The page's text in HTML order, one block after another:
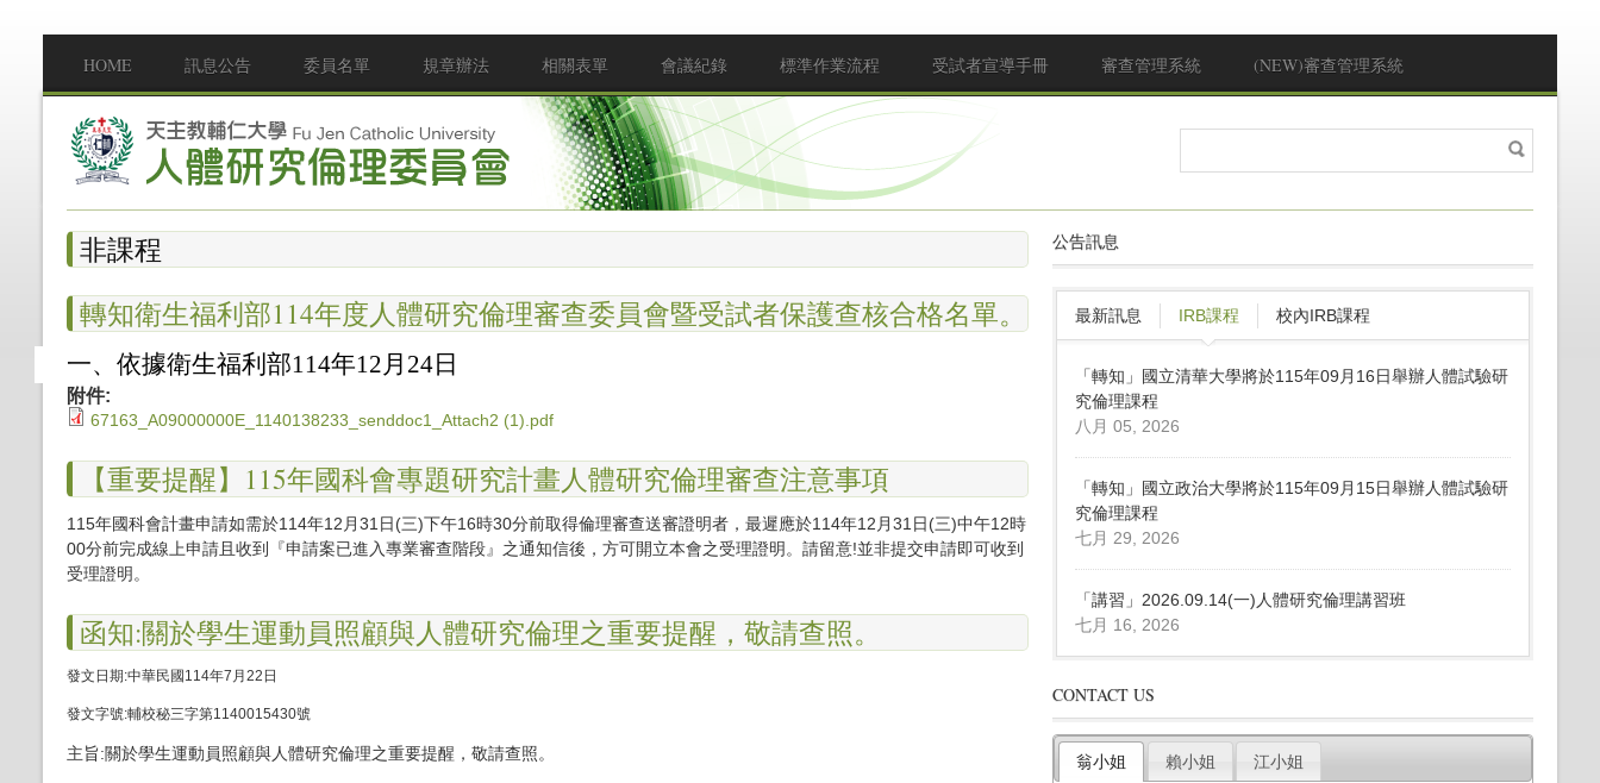
Main menu
HOME 訊息公告 委員名單 規章辦法 相關表單 會議紀錄 標準作業流程 受試者宣導手冊 審查管理系統 (NEW)審查管理系統
搜尋表單
搜
尋
非課程
轉知衛生福利部114年度人體研究倫理審查委員會暨受試者保護查核合格名單。
一、依據衛生福利部114年12月24日
附件:
67163_A09000000E_1140138233_senddoc1_Attach2 (1).pdf
【重要提醒】115年國科會專題研究計畫人體研究倫理審查注意事項
115年國科會計畫申請如需於114年12月31日(三)下午16時30分前取得倫理審查送審證明者，最遲應於114年12月31日(三)中午12時
00分前完成線上申請且收到『申請案已進入專業審查階段』之通知信後，方可開立本會之受理證明。請留意!並非提交申請即可收到
受理證明。
函知:關於學生運動員照顧與人體研究倫理之重要提醒，敬請查照。
發文日期:中華民國114年7月22日
發文字號:輔校秘三字第1140015430號
主旨:關於學生運動員照顧與人體研究倫理之重要提醒，敬請查照。
公告訊息
最新訊息 IRB課程 校內IRB課程
「轉知」國立清華大學將於115年09月16日舉辦人體試驗研
究倫理課程
八月 05, 2026
「轉知」國立政治大學將於115年09月15日舉辦人體試驗研
究倫理課程
七月 29, 2026
「講習」2026.09.14(一)人體研究倫理講習班
七月 16, 2026
CONTACT US
翁小姐 賴小姐 江小姐